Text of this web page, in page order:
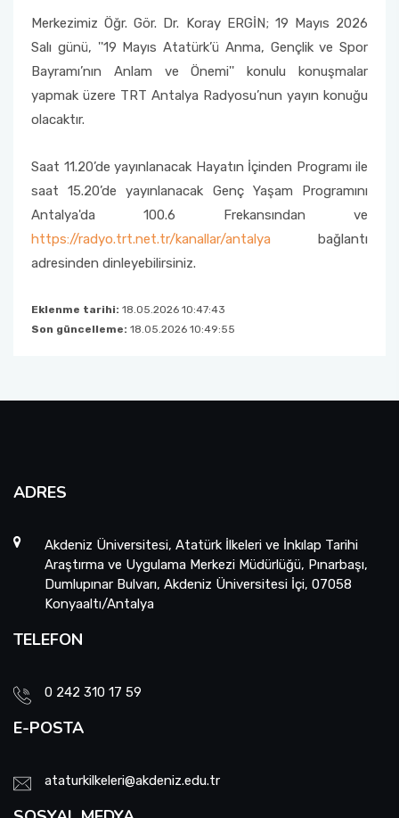
Merkezimiz Öğr. Gör. Dr. Koray ERGİN; 19 Mayıs 2026
Salı günü, ''19 Mayıs Atatürk’ü Anma, Gençlik ve Spor
Bayramı’nın Anlam ve Önemi'' konulu konuşmalar
yapmak üzere TRT Antalya Radyosu’nun yayın konuğu
olacaktır.
Saat 11.20’de yayınlanacak Hayatın İçinden Programı ile
saat 15.20’de yayınlanacak Genç Yaşam Programını
Antalya'da 100.6 Frekansından ve
https://radyo.trt.net.tr/kanallar/antalya bağlantı
adresinden dinleyebilirsiniz.
Eklenme tarihi: 18.05.2026 10:47:43
Son güncelleme: 18.05.2026 10:49:55
ADRES
Akdeniz Üniversitesi, Atatürk İlkeleri ve İnkılap Tarihi
Araştırma ve Uygulama Merkezi Müdürlüğü, Pınarbaşı,
Dumlupınar Bulvarı, Akdeniz Üniversitesi İçi, 07058
Konyaaltı/Antalya
TELEFON
0 242 310 17 59
E-POSTA
ataturkilkeleri@akdeniz.edu.tr